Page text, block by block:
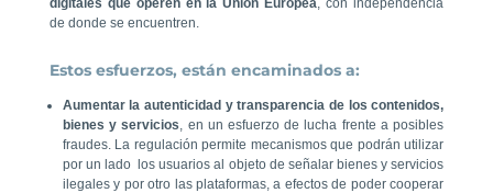
de donde se encuentren.
Estos esfuerzos, están encaminados a:
Aumentar la autenticidad y transparencia de los contenidos,
bienes y servicios , en un esfuerzo de lucha frente a posibles
fraudes. La regulación permite mecanismos que podrán utilizar
por un lado los usuarios al objeto de señalar bienes y servicios
ilegales y por otro las plataformas, a efectos de poder cooperar